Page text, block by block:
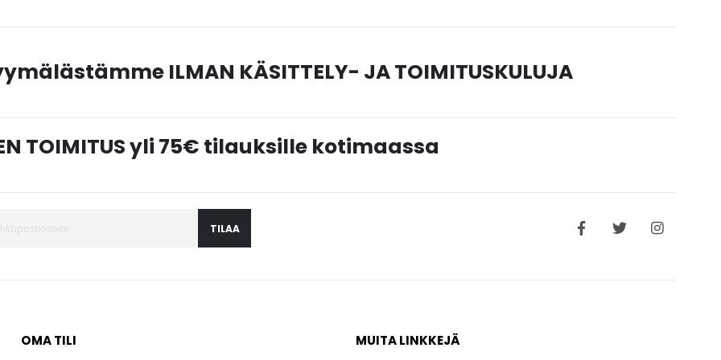
ILMAN KÄSITTELY- JA TOIMITUSKULUJA
TOIMITUS yli 75€ tilauksille kotimaassa
TILAA
OMA TILI MUITA LINKKEJÄ